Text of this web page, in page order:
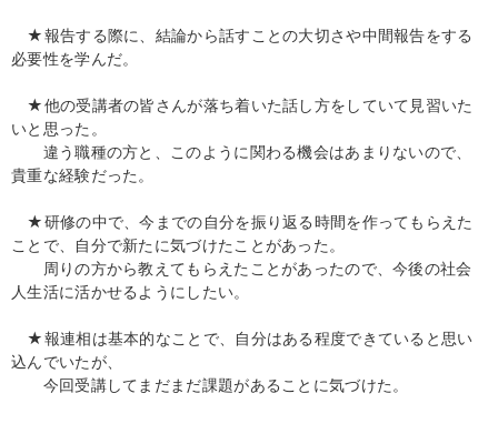
★報告する際に、結論から話すことの大切さや中間報告をする
必要性を学んだ。
★他の受講者の皆さんが落ち着いた話し方をしていて見習いた
いと思った。
違う職種の方と、このように関わる機会はあまりないので、
貴重な経験だった。
★研修の中で、今までの自分を振り返る時間を作ってもらえた
ことで、自分で新たに気づけたことがあった。
周りの方から教えてもらえたことがあったので、今後の社会
人生活に活かせるようにしたい。
★報連相は基本的なことで、自分はある程度できていると思い
込んでいたが、
今回受講してまだまだ課題があることに気づけた。